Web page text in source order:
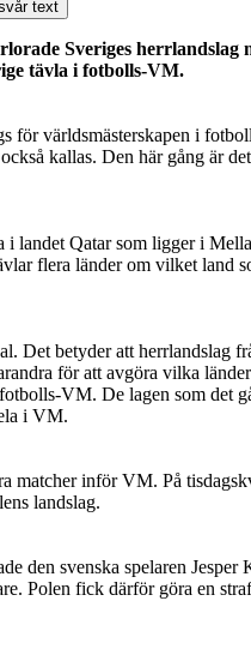
text
Sveriges herrlandslag
tävla i fotbolls-VM.
för världsmästerskapen i
kallas. Den här gång är
landet Qatar som ligger i
flera länder om vilket land
Det betyder att herrlandslag
för att avgöra vilka
VM. De lagen som det
i VM.
matcher inför VM. På
landslag.
den svenska spelaren Jesper
Polen fick därför göra en